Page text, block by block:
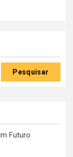
Pesquisar
Futuro